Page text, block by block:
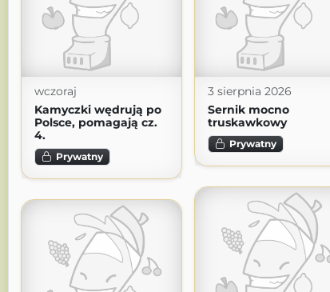
wczoraj
Kamyczki wędrują po
Polsce, pomagają cz.
4.
Prywatny
3 sierpnia 2026
Sernik mocno
truskawkowy
Prywatny